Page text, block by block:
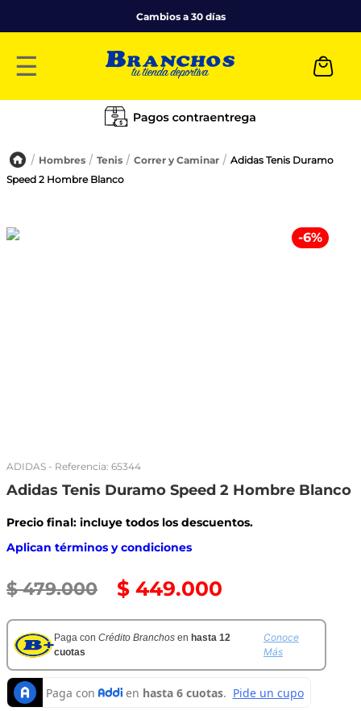
Cambios a 30 días
☰
Hombres Tenis Correr y Caminar
Adidas Tenis Duramo
Speed 2 Hombre Blanco
-6%
ADIDAS - Referencia: 65344
Adidas Tenis Duramo Speed 2 Hombre Blanco
Precio final: incluye todos los descuentos.
Aplican términos y condiciones
$ 479.000 $ 449.000
Paga con Crédito Branchos en hasta 12
cuotas
Conoce
Más